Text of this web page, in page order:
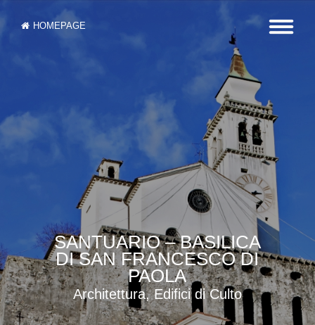
HOMEPAGE
SANTUARIO – BASILICA
DI SAN FRANCESCO DI
PAOLA
Architettura, Edifici di Culto